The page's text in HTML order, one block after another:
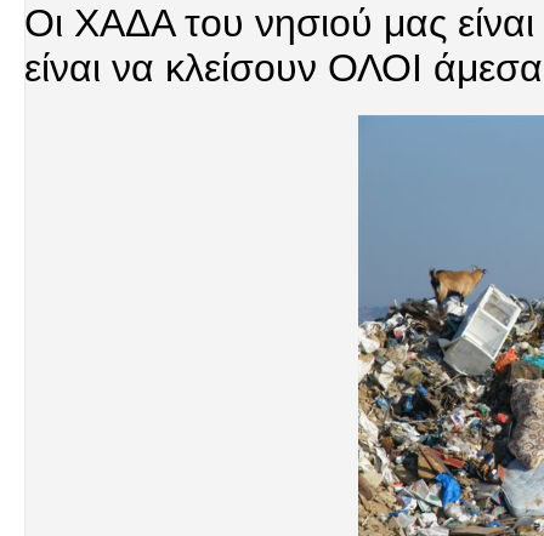
Οι ΧΑΔΑ του νησιού μας
είναι να κλείσουν ΟΛΟΙ